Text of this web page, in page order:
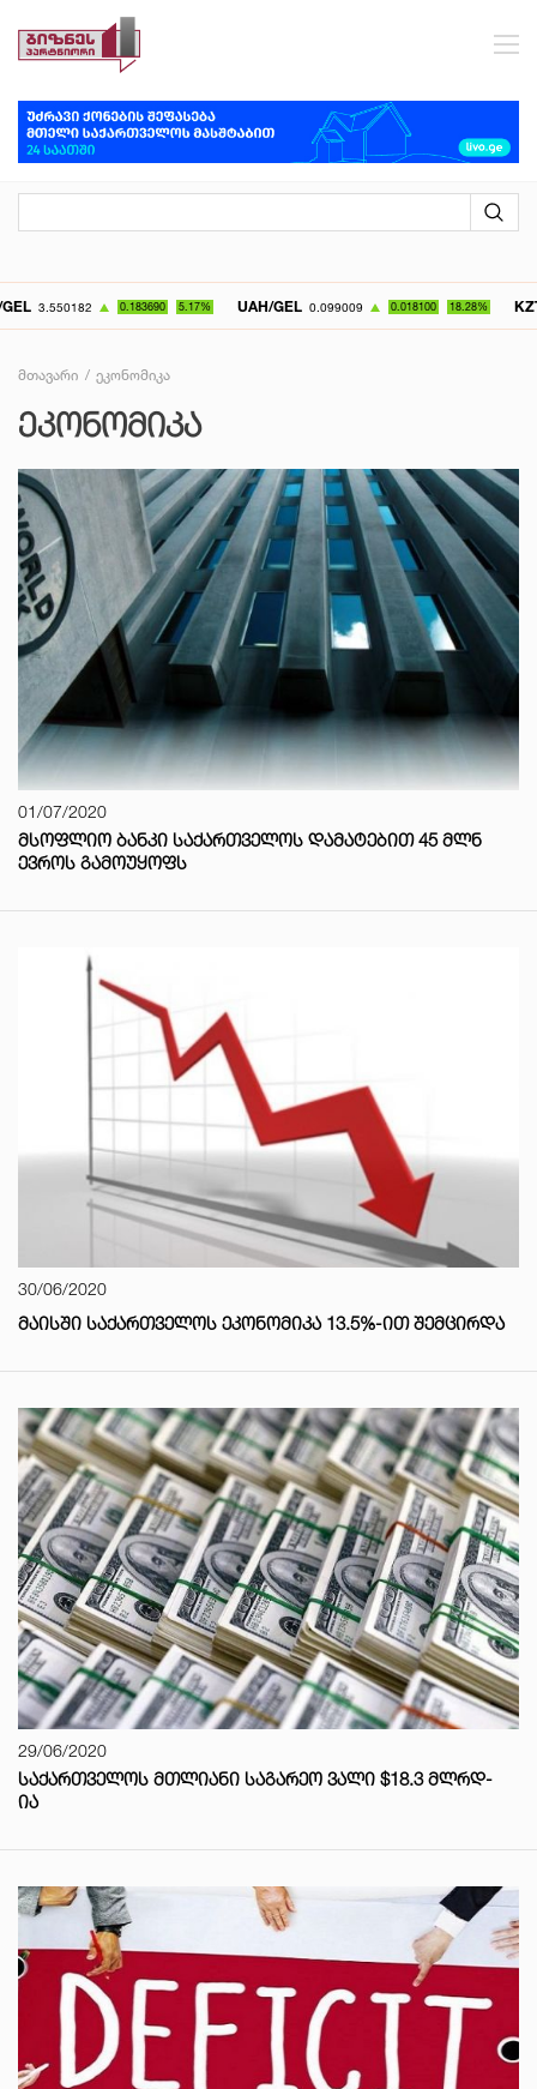
5.17% UAH/GEL 0.099009 0.018100 18.28% KZT/GEL 0.007072
მთავარი ეკონომიკა
ᲔᲙᲝᲜᲝᲛᲘᲙᲐ
01/07/2020
ᲛᲡᲝᲤᲚᲘᲝ ᲑᲐᲜᲙᲘ ᲡᲐᲥᲐᲠᲗᲕᲔᲚᲝᲡ ᲓᲐᲛᲐᲢᲔᲑᲘᲗ 45 ᲛᲚᲜ
ᲔᲕᲠᲝᲡ ᲒᲐᲛᲝᲣᲧᲝᲤᲡ
30/06/2020
ᲛᲐᲘᲡᲨᲘ ᲡᲐᲥᲐᲠᲗᲕᲔᲚᲝᲡ ᲔᲙᲝᲜᲝᲛᲘᲙᲐ 13.5%-ᲘᲗ ᲨᲔᲛᲪᲘᲠᲓᲐ
29/06/2020
ᲡᲐᲥᲐᲠᲗᲕᲔᲚᲝᲡ ᲛᲗᲚᲘᲐᲜᲘ ᲡᲐᲒᲐᲠᲔᲝ ᲕᲐᲚᲘ $18.3 ᲛᲚᲠᲓ-
ᲘᲐ